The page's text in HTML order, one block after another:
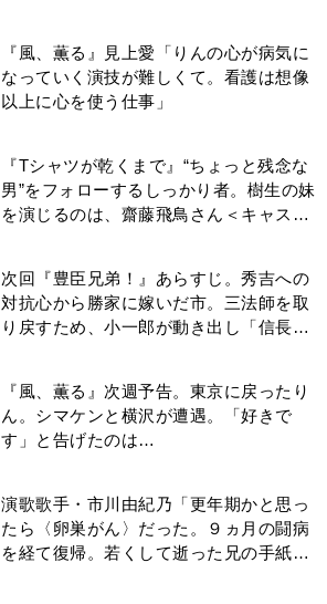
『風、薫る』見上愛「りんの心が病気に
なっていく演技が難しくて。看護は想像
以上に心を使う仕事」
『Tシャツが乾くまで』“ちょっと残念な
男”をフォローするしっかり者。樹生の妹
を演じるのは、齋藤飛鳥さん＜キャスト
次回『豊臣兄弟！』あらすじ。秀吉への
対抗心から勝家に嫁いだ市。三法師を取
り戻すため、小一郎が動き出し「信長の
『風、薫る』次週予告。東京に戻ったり
ん。シマケンと横沢が遭遇。「好きで
す」と告げたのは…
演歌歌手・市川由紀乃「更年期かと思っ
たら〈卵巣がん〉だった。９ヵ月の闘病
を経て復帰。若くして逝った兄の手紙を